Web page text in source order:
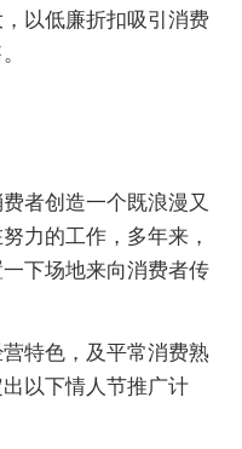
以低廉折扣吸引消费
者创造一个既浪漫又
力的工作，多年来，
下场地来向消费者传
特色，及平常消费熟
以下情人节推广计